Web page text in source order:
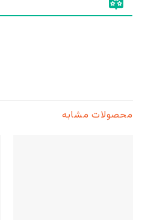
محصولات مشابه